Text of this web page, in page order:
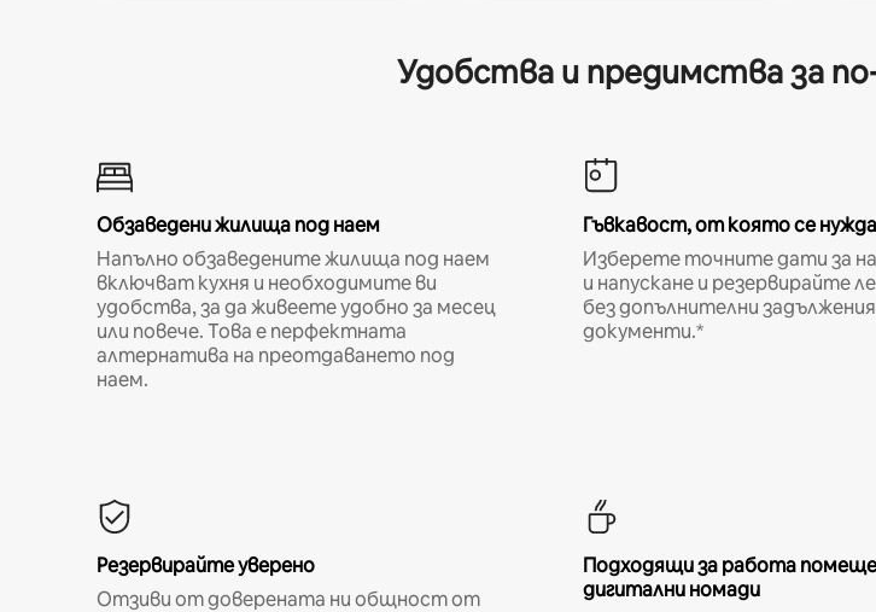
Удобства и предимства за
Обзаведени жилища под наем
Напълно обзаведените жилища под наем
включват кухня и необходимите ви
удобства, за да живеете удобно за месец
или повече. Това е перфектната
алтернатива на преотдаването под
наем.
Гъвкавост, от която се
Изберете точните дати за
и напускане и резервирайте
без допълнителни
документи.*
Резервирайте уверено
Отзиви от доверената ни общност от
Подходящи за работа
дигитални номади